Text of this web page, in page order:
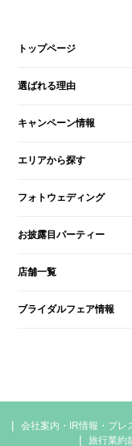
トップページ
選ばれる理由
キャンペーン情報
エリアから探す
フォトウェディング
お披露目パーティー
店舗一覧
ブライダルフェア情報
会社案内・IR情報・プレ
旅行業約